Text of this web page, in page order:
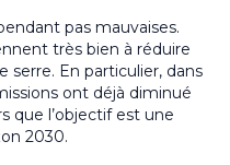
pas mauvaises.
très bien à réduire
serre. En particulier, dans
ont déjà diminué
que l’objectif est une
2030.